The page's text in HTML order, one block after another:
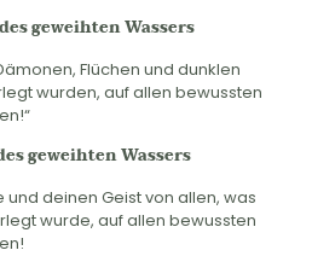
geweihten Wassers
Flüchen und dunklen
wurden, auf allen bewussten
geweihten Wassers
deinen Geist von allen, was
wurde, auf allen bewussten